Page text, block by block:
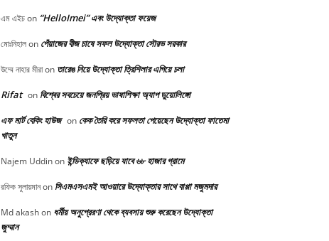
এম এইচon “HelloImei” এবং উদ্যোক্তা ফয়েজ
মোঃনিহালon পেঁয়াজের বীজ চাষে সফল উদ্যোক্তা সৌরভ সরকার
উম্মে নাহার মীরাon তারেঙ নিয়ে উদ্যোক্তা ত্রিশিলার এগিয়ে চলা
Rifat on বিশ্বের সবচেয়ে জনপ্রিয় ভাষাশিক্ষা অ্যাপ ডুয়োলিঙ্গো
এফ মার্ট বেকিং হাউজ on কেক তৈরি করে সফলতা পেয়েছেন উদ্যোক্তা ফাতেমা
খাতুন
Najem Uddinon ইন্ডিক্যাফে ছড়িয়ে যাবে ৬৮ হাজার গ্রামে
রফিক সুলায়মানon সিএমএসএমই আওয়ারে উদ্যোক্তার সাথে বাপ্পা মজুমদার
Md akashon ধর্মীয় অনুপ্রেরণা থেকে ব্যবসায় শুরু করেছেন উদ্যোক্তা
জুম্মান